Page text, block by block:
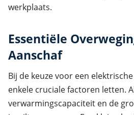
werkplaats.
Essentiële
Aanschaf
Bij de keuze voor een
enkele cruciale factoren letten.
verwarmingscapaciteit en de